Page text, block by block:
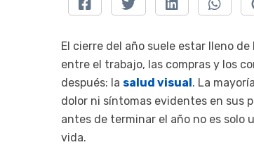
El cierre del año suele estar lleno
entre el trabajo, las compras y los
después: la salud visual. La
dolor ni síntomas evidentes en sus
antes de terminar el año no es solo
vida.